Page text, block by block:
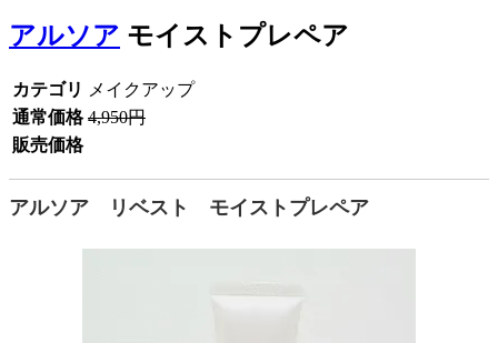
アルソア モイストプレペア
カテゴリ
メイクアップ
通常価格 4,950円
販売価格
アルソア リベスト モイストプレペア